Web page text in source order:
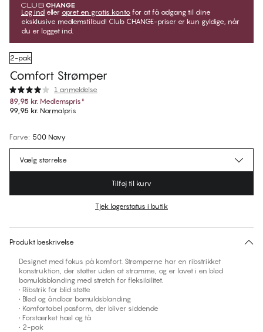
Log ind eller opret en gratis konto for at få adgang til dine
eksklusive medlemstilbud! Club CHANGE-priser er kun gyldige, når
du er logget ind.
2-pak
Comfort Strømper
1 anmeldelse
89,95 kr. Medlemspris*
99,95 kr. Normalpris
Farve: 500 Navy
Ingen foreslåede størrelse for dette item
Vælg størrelse
Tilføj til kurv
Tjek lagerstatus i butik
Produkt beskrivelse
Designet med fokus på komfort. Strømperne har en ribstrikket
konstruktion, der støtter uden at stramme, og er lavet i en blød
bomuldsblanding med stretch for fleksibilitet.
• Ribstrik for blid støtte
• Blød og åndbar bomuldsblanding
• Komfortabel pasform, der bliver siddende
• Forstærket hæl og tå
• 2-pak